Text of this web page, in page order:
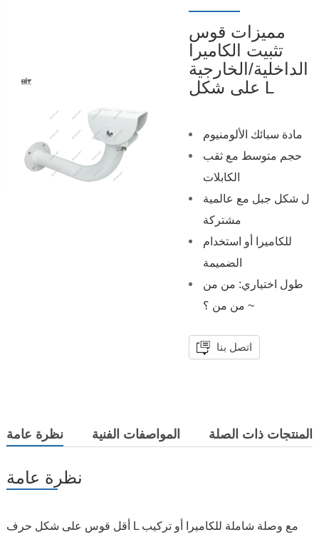
مميزات قوس
تثبيت الكاميرا
الداخلية/الخارجية
على شكل L
مادة سبائك الألومنيوم
حجم متوسط مع ثقب
الكابلات
ل شكل جبل مع عالمية
مشتركة
للكاميرا أو استخدام
الضميمة
طول اختياري: من من
من من ؟ ~
اتصل بنا
نظرة عامة المواصفات الفنية المنتجات ذات الصلة
نظرة عامة
أقل قوس على شكل حرف L مع وصلة شاملة للكاميرا أو تركيب